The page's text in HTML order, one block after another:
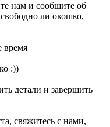
нам и сообщите об
ли окошко,
время
:))
детали и завершить
свяжитесь с нами,